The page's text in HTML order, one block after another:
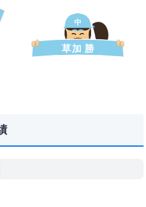
中
草加 勝